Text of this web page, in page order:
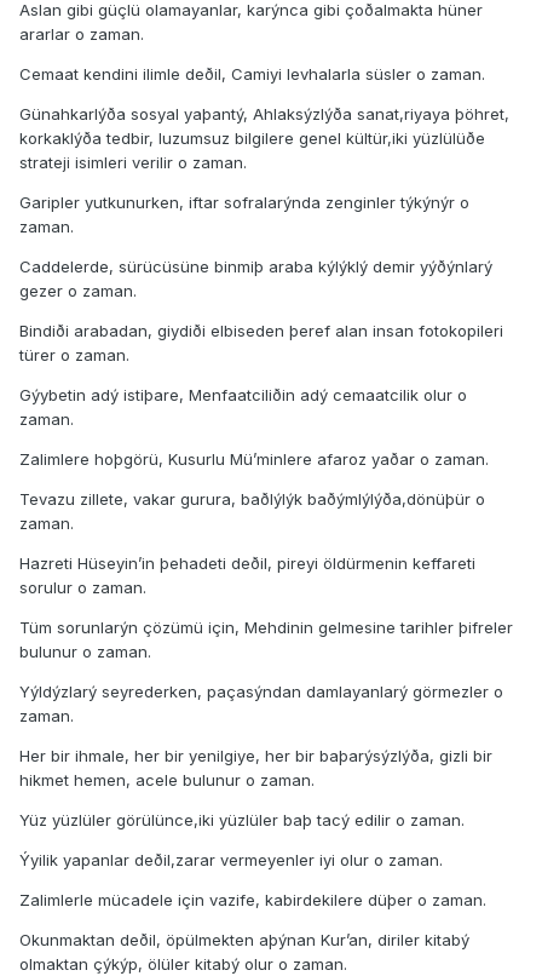
Aslan gibi güçlü olamayanlar, karýnca gibi çoðalmakta hüner
ararlar o zaman.
Cemaat kendini ilimle deðil, Camiyi levhalarla süsler o zaman.
Günahkarlýða sosyal yaþantý, Ahlaksýzlýða sanat,riyaya þöhret,
korkaklýða tedbir, luzumsuz bilgilere genel kültür,iki yüzlülüðe
strateji isimleri verilir o zaman.
Garipler yutkunurken, iftar sofralarýnda zenginler týkýnýr o
zaman.
Caddelerde, sürücüsüne binmiþ araba kýlýklý demir yýðýnlarý
gezer o zaman.
Bindiði arabadan, giydiði elbiseden þeref alan insan fotokopileri
türer o zaman.
Gýybetin adý istiþare, Menfaatciliðin adý cemaatcilik olur o
zaman.
Zalimlere hoþgörü, Kusurlu Mü’minlere afaroz yaðar o zaman.
Tevazu zillete, vakar gurura, baðlýlýk baðýmlýlýða,dönüþür o
zaman.
Hazreti Hüseyin’in þehadeti deðil, pireyi öldürmenin keffareti
sorulur o zaman.
Tüm sorunlarýn çözümü için, Mehdinin gelmesine tarihler þifreler
bulunur o zaman.
Yýldýzlarý seyrederken, paçasýndan damlayanlarý görmezler o
zaman.
Her bir ihmale, her bir yenilgiye, her bir baþarýsýzlýða, gizli bir
hikmet hemen, acele bulunur o zaman.
Yüz yüzlüler görülünce,iki yüzlüler baþ tacý edilir o zaman.
Ýyilik yapanlar deðil,zarar vermeyenler iyi olur o zaman.
Zalimlerle mücadele için vazife, kabirdekilere düþer o zaman.
Okunmaktan deðil, öpülmekten aþýnan Kur’an, diriler kitabý
olmaktan çýkýp, ölüler kitabý olur o zaman.